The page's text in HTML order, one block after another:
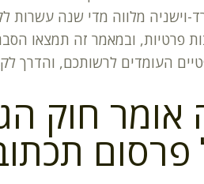
וישניה מלווה מדי שנה עשרות
פרטיות, ובמאמר זה תמצאו
העומדים לרשותכם, והדרך
אומר חוק
פרסום